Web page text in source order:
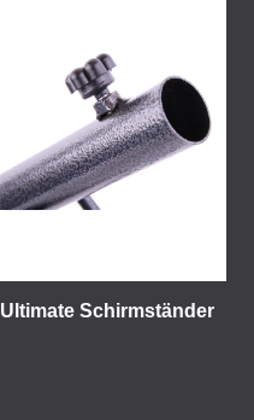
Ultimate Schirmständer